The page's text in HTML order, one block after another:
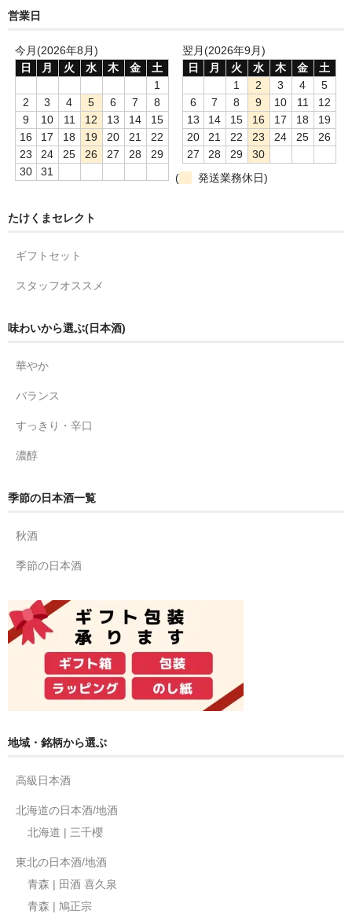
営業日
今月(2026年8月)
日
月 火 水 木 金
土
1
2
3 4 5 6 7
8
9
10 11 12 13 14
15
16
17 18 19 20 21
22
23
24 25 26 27 28
29
30
31
翌月(2026年9月)
日
月 火 水 木 金
土
1
2 3 4
5
6
7 8 9 10 11
12
13
14 15 16 17 18
19
20
21 22 23 24 25
26
27
28 29
30
(
発送業務休日)
たけくまセレクト
ギフトセット
スタッフオススメ
味わいから選ぶ(日本酒)
華やか
バランス
すっきり・辛口
濃醇
季節の日本酒一覧
秋酒
季節の日本酒
地域・銘柄から選ぶ
高級日本酒
北海道の日本酒/地酒
北海道 | 三千櫻
東北の日本酒/地酒
青森 | 田酒 喜久泉
青森 | 鳩正宗